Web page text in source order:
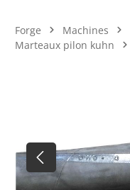
Forge Machines
Marteaux pilon kuhn